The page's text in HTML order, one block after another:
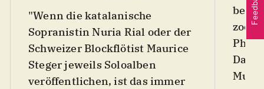
"Wenn die katalanische
Sopranistin Nuria Rial oder der
Schweizer Blockflötist Maurice
Steger jeweils Soloalben
veröffentlichen, ist das immer